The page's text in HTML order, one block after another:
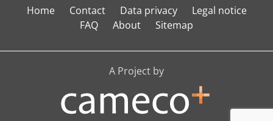
Home
Contact Data privacy
Legal notice
FAQ
About Sitemap
A Project by